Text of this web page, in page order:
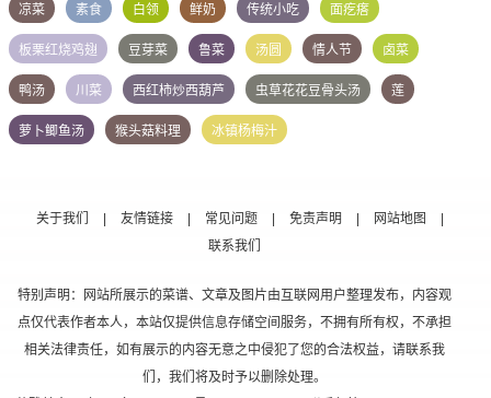
凉菜 素食 白领 鲜奶 传统小吃 面疙瘩
板栗红烧鸡翅 豆芽菜 鲁菜 汤圆 情人节 卤菜
鸭汤 川菜 西红柿炒西葫芦 虫草花花豆骨头汤 莲
萝卜鲫鱼汤 猴头菇料理 冰镇杨梅汁
关于我们 | 友情链接 | 常见问题 | 免责声明 | 网站地图
|
联系我们
特别声明：网站所展示的菜谱、文章及图片由互联网用户整理发布，内容观
点仅代表作者本人，本站仅提供信息存储空间服务，不拥有所有权，不承担
相关法律责任，如有展示的内容无意之中侵犯了您的合法权益，请联系我
们，我们将及时予以删除处理。